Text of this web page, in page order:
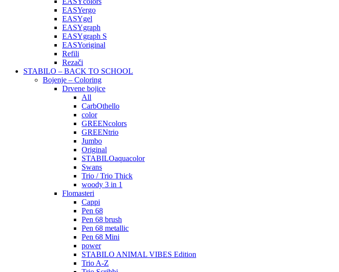
EASYergo
EASYgel
EASYgraph
EASYgraph S
EASYoriginal
Refili
Rezači
STABILO – BACK TO SCHOOL
Bojenje – Coloring
Drvene bojice
All
CarbOthello
color
GREENcolors
GREENtrio
Jumbo
Original
STABILOaquacolor
Swans
Trio / Trio Thick
woody 3 in 1
Flomasteri
Cappi
Pen 68
Pen 68 brush
Pen 68 metallic
Pen 68 Mini
power
STABILO ANIMAL VIBES Edition
Trio A-Z